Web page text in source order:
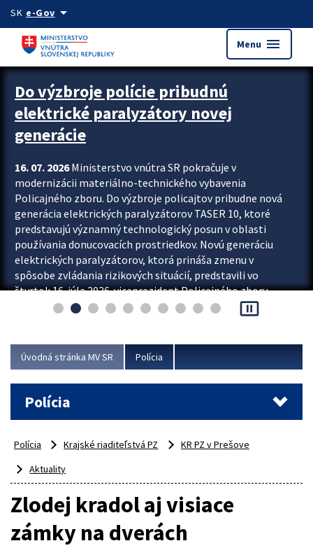
Preskocit na hlavný obsah
SK e-Govarrow_drop_down
Menu menu
Zastavit automatický posun upútavok
Do výzbroje polície pribudnú
elektrické paralyzátory novej
generácie
16. 07. 2026Ministerstvo vnútra SR pokračuje v
modernizácii materiálno-technického vybavenia
Policajného zboru. Do výzbroje policajtov pribudne nová
generácia elektrických paralyzátorov TASER 10, ktoré
predstavujú významný technologický posun v oblasti
používania donucovacích prostriedkov. Novú generáciu
elektrických paralyzátorov, ktorá prináša zmenu v
spôsobe zvládania rizikových situácií, predstavili vo
štvrtok 16. júla 2026 viceprezident Policajného zboru
Rastislav Polakovič a riaditeľ odboru výcviku...
pause_presentation
Úvodná stránka MV SR Polícia
Polícia
Polícia Krajské riaditeľstvá PZ
KR PZ v Prešove
Aktuality
Zlodej kradol aj visiace
zámky na dverách